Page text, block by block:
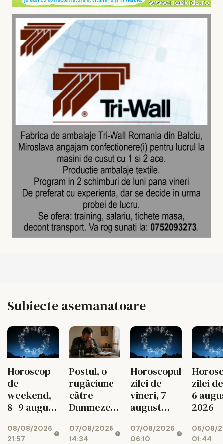
Subiecte asemanatoare
Horoscop
de
weekend,
8–9 august
08/08/2026
21:57
Postul, o
rugăciune
către
Dumnezeu
toată viața
07/08/2026
14:34
Horoscopul
zilei de
vineri, 7
august
07/08/2026
06:10
zilei
6
2026
06/08/
01:44